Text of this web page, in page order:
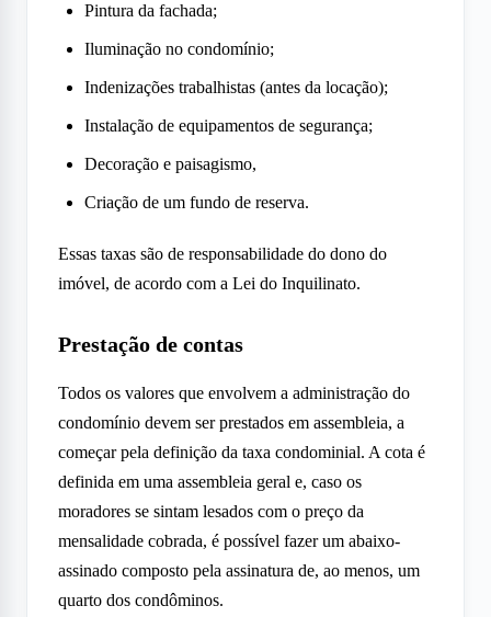
Pintura da fachada;
Iluminação no condomínio;
Indenizações trabalhistas (antes da locação);
Instalação de equipamentos de segurança;
Decoração e paisagismo,
Criação de um fundo de reserva.
Essas taxas são de responsabilidade do dono do
imóvel, de acordo com a Lei do Inquilinato.
Prestação de contas
Todos os valores que envolvem a administração do
condomínio devem ser prestados em assembleia, a
começar pela definição da taxa condominial. A cota é
definida em uma assembleia geral e, caso os
moradores se sintam lesados com o preço da
mensalidade cobrada, é possível fazer um abaixo-
assinado composto pela assinatura de, ao menos, um
quarto dos condôminos.